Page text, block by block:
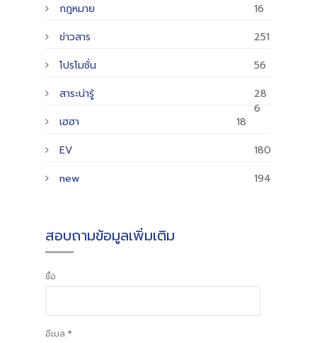
กฎหมาย
16
ข่าวสาร
251
โปรโมชั่น
56
สาระน่ารู้
28
6
เฮฮา
18
EV
180
new
194
สอบถามข้อมูลเพิ่มเติม
ชื่อ
อีเมล *